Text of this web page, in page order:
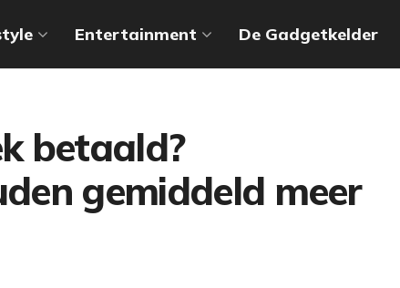
Entertainment De Gadgetkelder
betaald?
gemiddeld meer